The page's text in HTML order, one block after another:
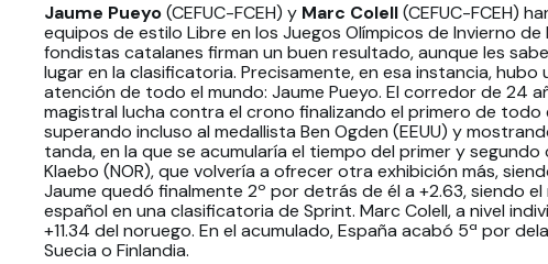
Jaume Pueyo(CEFUC-FCEH) y Marc Colell(CEFUC-FCEH)
equipos de estilo Libre en los Juegos Olímpicos de Invierno
fondistas catalanes firman un buen resultado, aunque les
lugar en la clasificatoria. Precisamente, en esa instancia,
atención de todo el mundo: Jaume Pueyo. El corredor de 24
magistral lucha contra el crono finalizando el primero de
superando incluso al medallista Ben Ogden (EEUU) y
tanda, en la que se acumularía el tiempo del primer y
Klaebo (NOR), que volvería a ofrecer otra exhibición más,
Jaume quedó finalmente 2º por detrás de él a +2.63, siendo
español en una clasificatoria de Sprint. Marc Colell, a nivel
+11.34 del noruego. En el acumulado, España acabó 5ª por
Suecia o Finlandia.